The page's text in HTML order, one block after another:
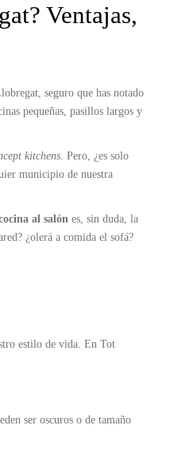
Ventajas,
seguro que has notado
pequeñas, pasillos largos y
kitchens. Pero, ¿es solo
municipio de nuestra
al salón es, sin duda, la
¿olerá a comida el sofá?
estilo de vida. En Tot
ser oscuros o de tamaño